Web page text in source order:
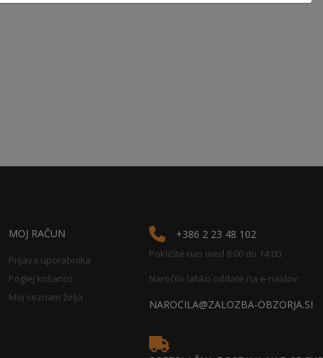
MOJ RAČUN
Prijava uporabnika
Poglej košarico
Moj seznam želja
+386 2 23 48 102
Pokličite nas med 8:00 do 14:00.
Naročilo lahko oddate na e-naslov:
NAROCILA@ZALOZBA-OBZORJA.SI